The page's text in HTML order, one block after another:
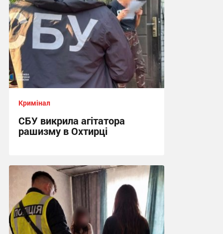
Кримінал
СБУ викрила агітатора
рашизму в Охтирці
13:34, 6.08.2026